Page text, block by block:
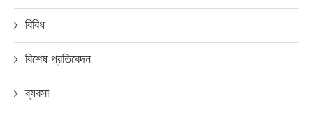
বিবিধ
বিশেষ প্রতিবেদন
ব্যবসা